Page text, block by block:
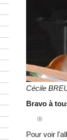
Cécile
Bravo à
Pour voir